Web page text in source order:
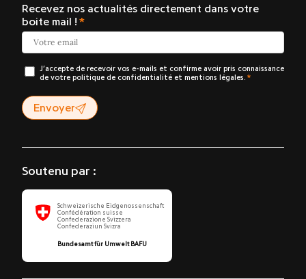
Recevez nos actualités directement dans votre
boite mail !
J’accepte de recevoir vos e-mails et confirme avoir pris connaissance
de votre politique de confidentialité et mentions légales.
Envoyer
Soutenu par :
Schweizerische Eidgenossenschaft
Confédération suisse
Confederazione Svizzera
Confederaziun Svizra
Bundesamt für Umwelt BAFU